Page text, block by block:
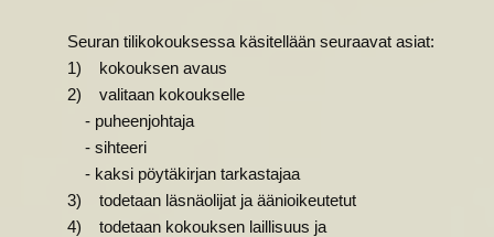
Seuran tilikokouksessa käsitellään seuraavat asiat:
1) kokouksen avaus
2) valitaan kokoukselle
- puheenjohtaja
- sihteeri
- kaksi pöytäkirjan tarkastajaa
3) todetaan läsnäolijat ja äänioikeutetut
4) todetaan kokouksen laillisuus ja